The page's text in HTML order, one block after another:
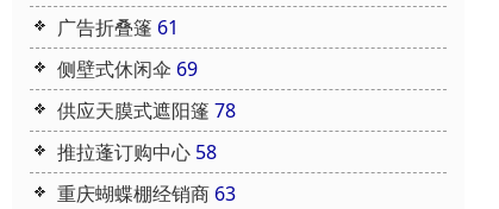
广告折叠篷 61
侧壁式休闲伞 69
供应天膜式遮阳篷 78
推拉蓬订购中心 58
重庆蝴蝶棚经销商 63